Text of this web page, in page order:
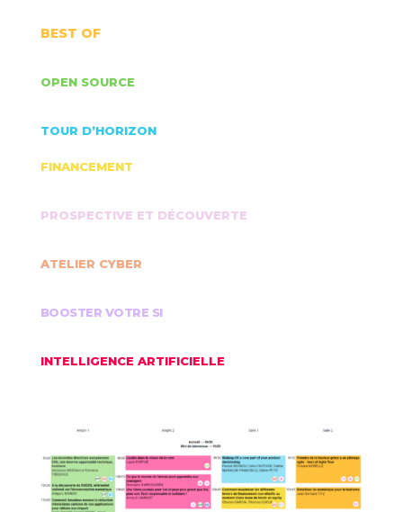
BEST OF
OPEN SOURCE
TOUR D’HORIZON
FINANCEMENT
PROSPECTIVE ET DÉCOUVERTE
ATELIER CYBER
BOOSTER VOTRE SI
INTELLIGENCE ARTIFICIELLE